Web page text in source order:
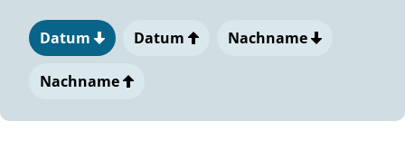
Datum Datum Nachname
Nachname